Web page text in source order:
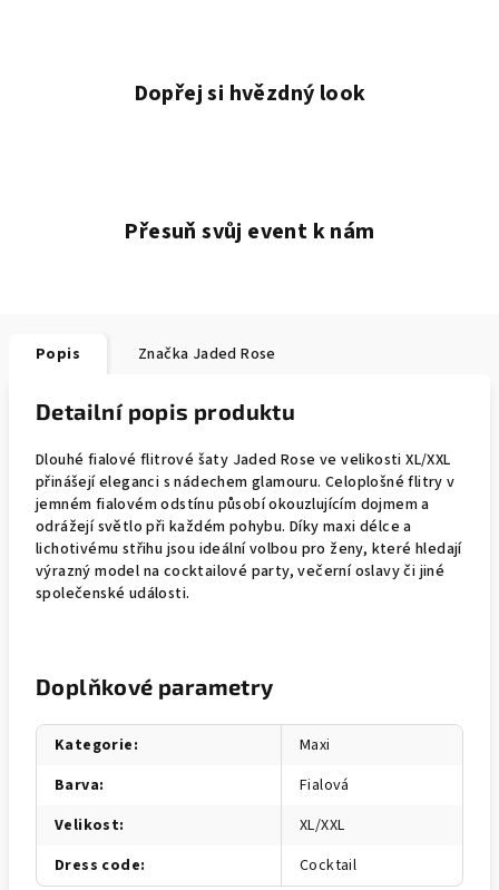
Dopřej si hvězdný look
Přesuň svůj event k nám
Popis Značka Jaded Rose
Detailní popis produktu
Dlouhé fialové flitrové šaty Jaded Rose ve velikosti XL/XXL
přinášejí eleganci s nádechem glamouru. Celoplošné flitry v
jemném fialovém odstínu působí okouzlujícím dojmem a
odrážejí světlo při každém pohybu. Díky maxi délce a
lichotivému střihu jsou ideální volbou pro ženy, které hledají
výrazný model na cocktailové party, večerní oslavy či jiné
společenské události.
Doplňkové parametry
Kategorie:
Maxi
Barva:
Fialová
Velikost:
XL/XXL
Dress code: Cocktail